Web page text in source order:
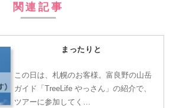
関連記事
まったりと
この日は、札幌のお客様。富良野の山岳
ガイド「TreeLife やっさん」の紹介で、
ツアーに参加してく…